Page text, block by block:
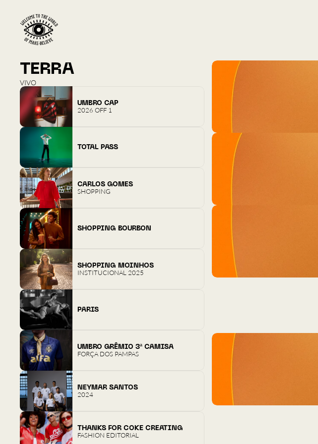
TERRA
VIVO
UMBRO CAP
2026 OFF 1
TOTAL PASS
CARLOS GOMES
SHOPPING
SHOPPING BOURBON
SHOPPING MOINHOS
INSTITUCIONAL 2025
PARIS
UMBRO GRÊMIO 3ª CAMISA
FORÇA DOS PAMPAS
NEYMAR SANTOS
2024
THANKS FOR COKE CREATING
FASHION EDITORIAL